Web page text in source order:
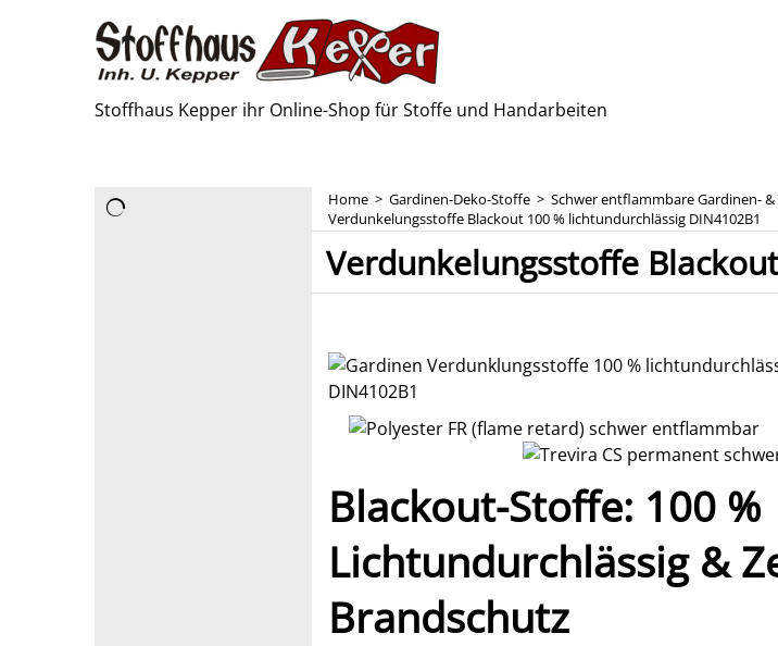
Stoffhaus Kepper ihr Online-Shop für Stoffe und Handarbeiten
Home > Gardinen-Deko-Stoffe > Schwer entflammbare Gardinen-
Verdunkelungsstoffe Blackout 100 % lichtundurchlässig DIN4102B1
Verdunkelungsstoffe
Blackout-Stoffe: 100 %
Lichtundurchlässig &
Brandschutz